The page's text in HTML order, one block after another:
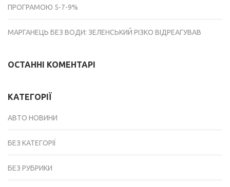
ПРОГРАМОЮ 5-7-9%
МАРГАНЕЦЬ БЕЗ ВОДИ: ЗЕЛЕНСЬКИЙ РІЗКО ВІДРЕАГУВАВ
ОСТАННІ КОМЕНТАРІ
КАТЕГОРІЇ
АВТО НОВИНИ
БЕЗ КАТЕГОРІЇ
БЕЗ РУБРИКИ